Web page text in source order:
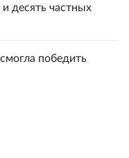
десять частных
победить